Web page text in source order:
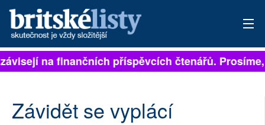
PŘIHLÁSIT
ARCHIV
na finančních příspěvcích čtenářů. Prosíme,
Závidět se vyplácí